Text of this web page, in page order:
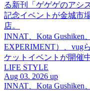
る新刊「ゲゲゲのアシ
記念イベントが金城市
店。
INNAT、Kota Gushiken
EXPERIMENT）、vug
ケットイベントが開催中
LIFE STYLE
Aug 03. 2026 up
INNAT、Kota Gushiken